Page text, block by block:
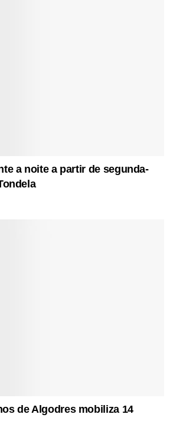
a noite a partir de segunda-
de Algodres mobiliza 14